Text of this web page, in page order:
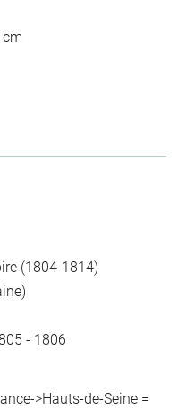
cm
(1804-1814)
- 1806
>Hauts-de-Seine =